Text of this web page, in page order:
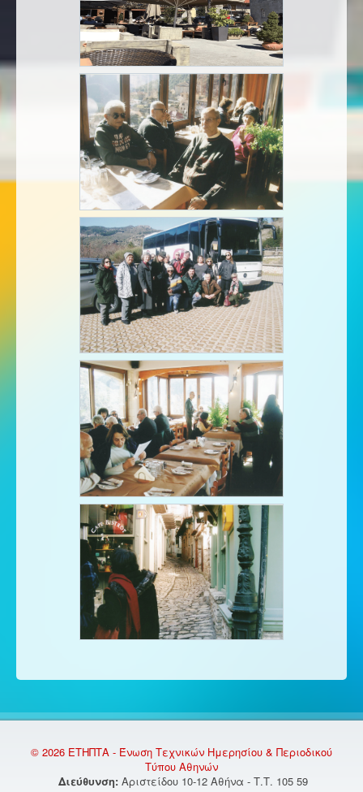
© 2026 ΕΤΗΠΤΑ - Ένωση Τεχνικών Ημερησίου & Περιοδικού
Τύπου Αθηνών
Διεύθυνση: Αριστείδου 10-12 Αθήνα - Τ.Τ. 105 59